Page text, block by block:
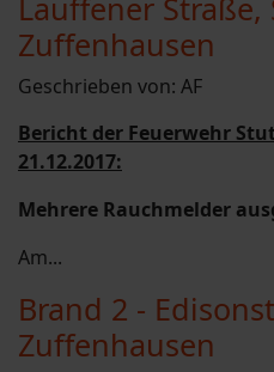
Lauffener
Zuffenhausen
Geschrieben von: AF
Bericht der Feuerwehr
21.12.2017:
Mehrere Rauchmelder
Am...
Brand 2 -
Zuffenhausen